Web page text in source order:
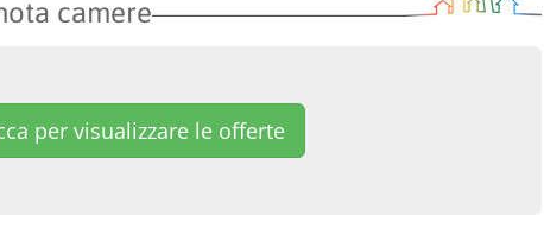
camere
per visualizzare le offerte